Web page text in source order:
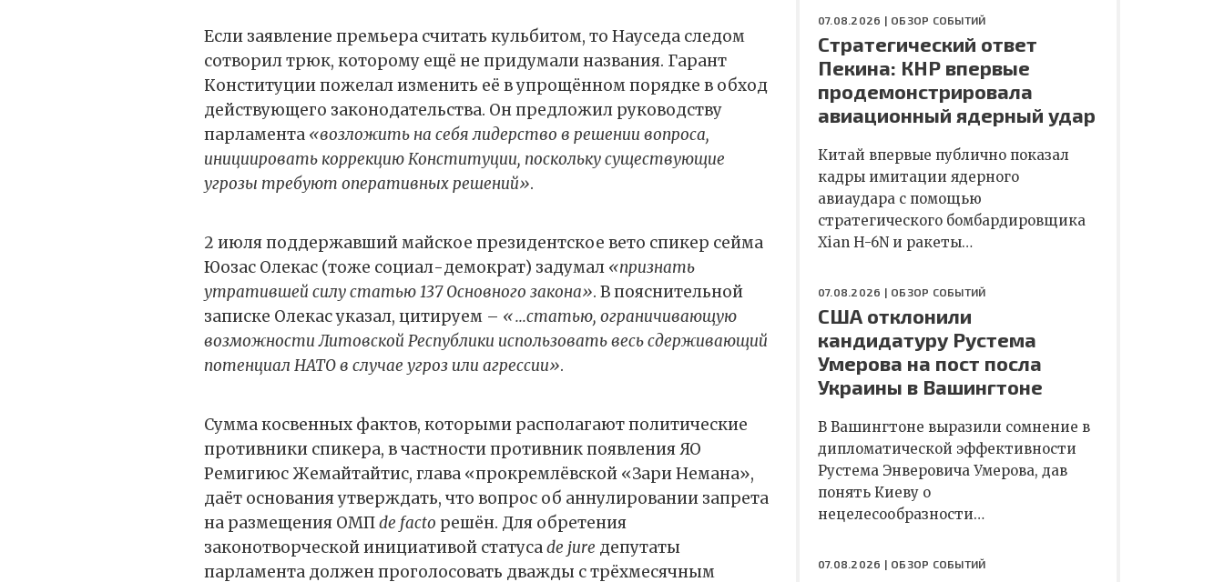
Если заявление премьера считать кульбитом, то Науседа следом
сотворил трюк, которому ещё не придумали названия. Гарант
Конституции пожелал изменить её в упрощённом порядке в обход
действующего законодательства. Он предложил руководству
парламента «возложить на себя лидерство в решении вопроса,
инициировать коррекцию Конституции, поскольку существующие
угрозы требуют оперативных решений».
2 июля поддержавший майское президентское вето спикер сейма
Юозас Олекас (тоже социал-демократ) задумал «признать
утратившей силу статью 137 Основного закона». В пояснительной
записке Олекас указал, цитируем – «...статью, ограничивающую
возможности Литовской Республики использовать весь сдерживающий
потенциал НАТО в случае угроз или агрессии».
Сумма косвенных фактов, которыми располагают политические
противники спикера, в частности противник появления ЯО
Ремигиюс Жемайтайтис, глава «прокремлёвской «Зари Немана»,
даёт основания утверждать, что вопрос об аннулировании запрета
на размещения ОМПde facto решён. Для обретения
законотворческой инициативой статусаde jure депутаты
парламента должен проголосовать дважды с трёхмесячным
07.08.2026 | ОБЗОР СОБЫТИЙ
Стратегический ответ
Пекина: КНР впервые
продемонстрировала
авиационный ядерный удар
Китай впервые публично показал
кадры имитации ядерного
авиаудара с помощью
стратегического бомбардировщика
Xian H-6N и ракеты…
07.08.2026 | ОБЗОР СОБЫТИЙ
США отклонили
кандидатуру Рустема
Умерова на пост посла
Украины в Вашингтоне
В Вашингтоне выразили сомнение в
дипломатической эффективности
Рустема Энверовича Умерова, дав
понять Киеву о
нецелесообразности…
07.08.2026 | ОБЗОР СОБЫТИЙ